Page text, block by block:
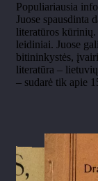
Populiariausia
Juose spausdinta
literatūros
leidiniai. Juose
bitininkystės,
literatūra –
– sudarė tik apie